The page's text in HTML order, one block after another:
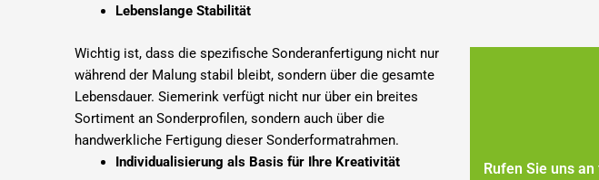
Lebenslange Stabilität
Wichtig ist, dass die spezifische Sonderanfertigung nicht nur
während der Malung stabil bleibt, sondern über die gesamte
Lebensdauer. Siemerink verfügt nicht nur über ein breites
Sortiment an Sonderprofilen, sondern auch über die
handwerkliche Fertigung dieser Sonderformatrahmen.
Individualisierung als Basis für Ihre Kreativität
Rufen Sie uns an